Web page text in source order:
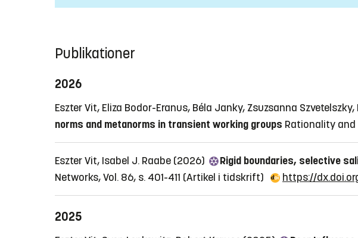
Publikationer
2026
Eszter Vit, Eliza Bodor-Eranus, Béla Janky, Zsuzsanna
norms and metanorms in transient working groups Rationality
Eszter Vit, Isabel J. Raabe (2026) Rigid boundaries, selective
Networks, Vol. 86, s. 401-411 (Artikel i tidskrift) https://
2025